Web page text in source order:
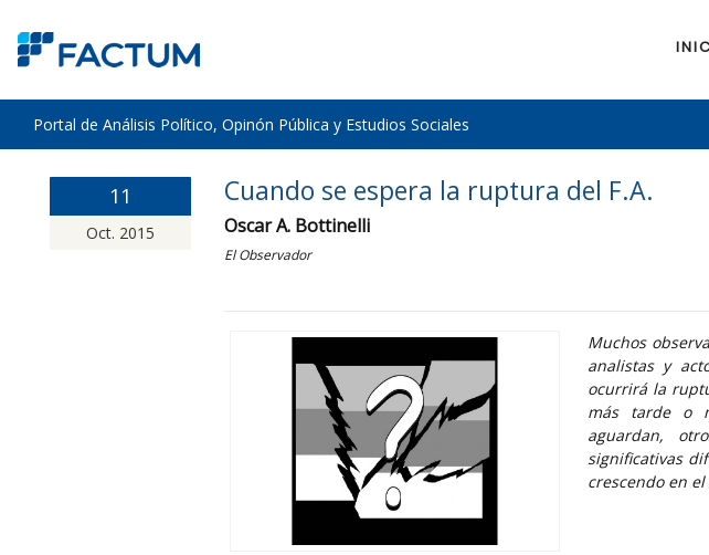
Portal de Análisis Político, Opinón Pública y Estudios Sociales
11
Oct. 2015
Cuando se espera la ruptura del F.A.
Oscar A. Bottinelli
El Observador
Muchos
analistas y
ocurrirá la
más tarde o
aguardan,
significativas
crescendo en